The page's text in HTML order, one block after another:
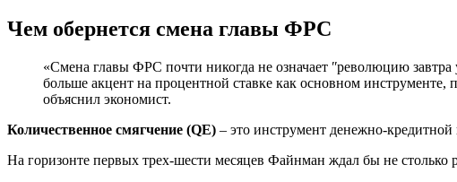
Чем обернется смена главы ФРС
«Смена главы ФРС почти никогда не означает ʺреволюцию
больше акцент на процентной ставке как основном
объяснил экономист.
Количественное смягчение (QE) – это инструмент денежно-
На горизонте первых трех-шести месяцев Файнман ждал бы не